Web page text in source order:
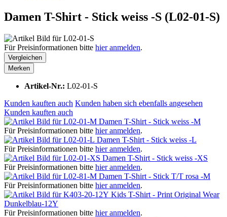
Damen T-Shirt - Stick weiss -S (L02-01-S)
Für Preisinformationen bitte hier anmelden.
Vergleichen
Merken
Artikel-Nr.: L02-01-S
Kunden kauften auch Kunden haben sich ebenfalls angesehen
Kunden kauften auch
Damen T-Shirt - Stick weiss -M
Für Preisinformationen bitte hier anmelden.
Damen T-Shirt - Stick weiss -L
Für Preisinformationen bitte hier anmelden.
Damen T-Shirt - Stick weiss -XS
Für Preisinformationen bitte hier anmelden.
Damen T-Shirt - Stick T/T rosa -M
Für Preisinformationen bitte hier anmelden.
Kids T-Shirt - Print Original Wear
Dunkelblau-12Y
Für Preisinformationen bitte hier anmelden.